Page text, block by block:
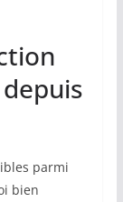
parmi
bien